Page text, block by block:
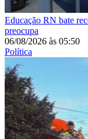
Educação RN bate
preocupa
06/08/2026 às 05:50
Política